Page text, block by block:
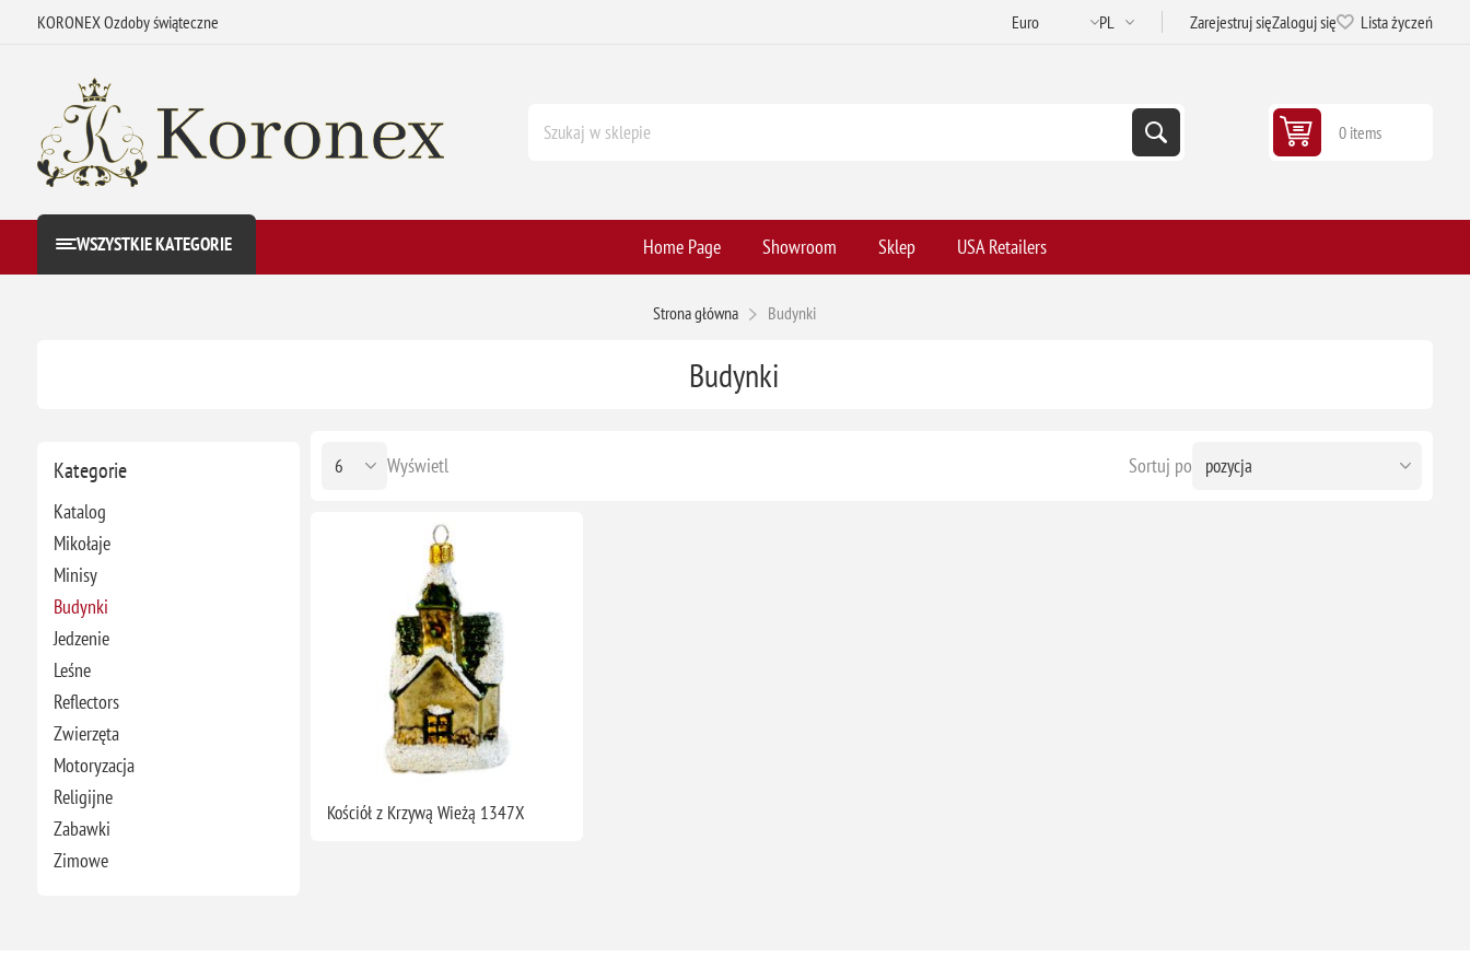
KORONEX Ozdoby świąteczne Zarejestruj sięZaloguj się Lista życzeń
0 items
WSZYSTKIE KATEGORIE Home Page Showroom Sklep USA Retailers
Strona główna Budynki
Kategorie
Katalog
Mikołaje
Minisy
Budynki
Jedzenie
Leśne
Reflectors
Zwierzęta
Motoryzacja
Religijne
Zabawki
Zimowe
Budynki
Sortuj po
Wyświetl
Kościół z Krzywą Wieżą 1347X